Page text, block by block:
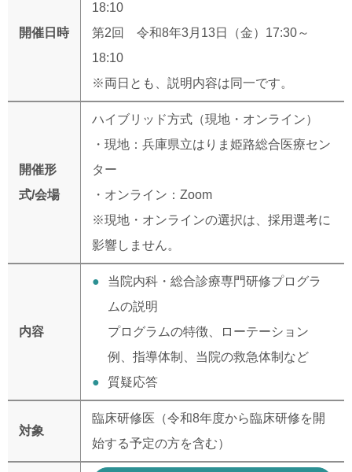
開催日時
18:10
第2回 令和8年3月13日（金）17:30～
18:10
※両日とも、説明内容は同一です。
開催形
式/会場
ハイブリッド方式（現地・オンライン）
・現地：兵庫県立はりま姫路総合医療セン
ター
・オンライン：Zoom
※現地・オンラインの選択は、採用選考に
影響しません。
内容
当院内科・総合診療専門研修プログラ
ムの説明
プログラムの特徴、ローテーション
例、指導体制、当院の救急体制など
質疑応答
対象
臨床研修医（令和8年度から臨床研修を開
始する予定の方を含む）